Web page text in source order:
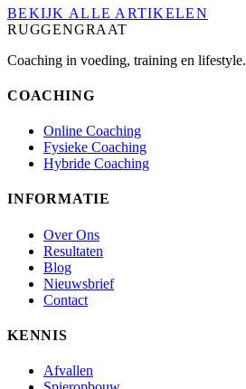
BEKIJK ALLE ARTIKELEN
RUGGENGRAAT
Coaching in voeding, training en lifestyle.
COACHING
Online Coaching
Fysieke Coaching
Hybride Coaching
INFORMATIE
Over Ons
Resultaten
Blog
Nieuwsbrief
Contact
KENNIS
Afvallen